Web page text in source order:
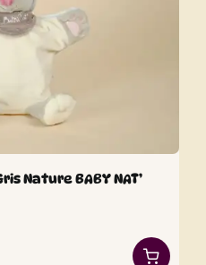
Nature BABY NAT’